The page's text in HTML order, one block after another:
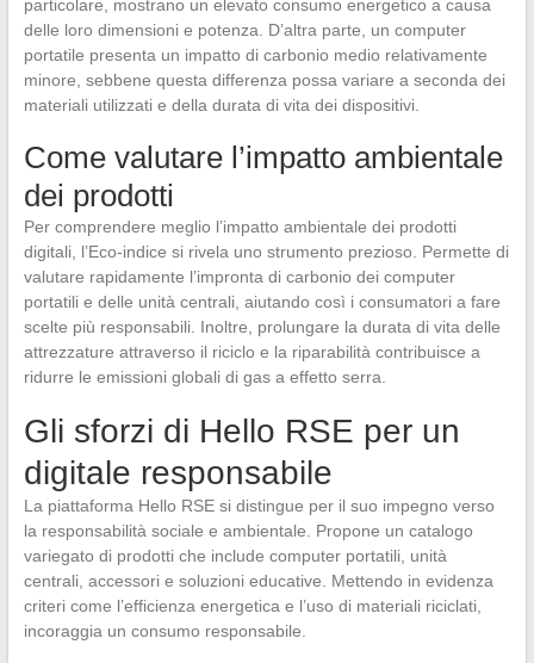
particolare, mostrano un elevato consumo energetico a causa
delle loro dimensioni e potenza. D’altra parte, un computer
portatile presenta un impatto di carbonio medio relativamente
minore, sebbene questa differenza possa variare a seconda dei
materiali utilizzati e della durata di vita dei dispositivi.
Come valutare l’impatto ambientale
dei prodotti
Per comprendere meglio l’impatto ambientale dei prodotti
digitali, l’Eco-indice si rivela uno strumento prezioso. Permette di
valutare rapidamente l’impronta di carbonio dei computer
portatili e delle unità centrali, aiutando così i consumatori a fare
scelte più responsabili. Inoltre, prolungare la durata di vita delle
attrezzature attraverso il riciclo e la riparabilità contribuisce a
ridurre le emissioni globali di gas a effetto serra.
Gli sforzi di Hello RSE per un
digitale responsabile
La piattaforma Hello RSE si distingue per il suo impegno verso
la responsabilità sociale e ambientale. Propone un catalogo
variegato di prodotti che include computer portatili, unità
centrali, accessori e soluzioni educative. Mettendo in evidenza
criteri come l’efficienza energetica e l’uso di materiali riciclati,
incoraggia un consumo responsabile.